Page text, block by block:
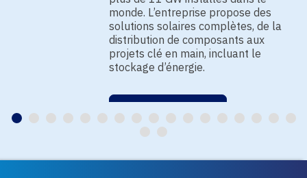
monde. L’entreprise propose des
solutions solaires complètes, de la
distribution de composants aux
projets clé en main, incluant le
stockage d’énergie.